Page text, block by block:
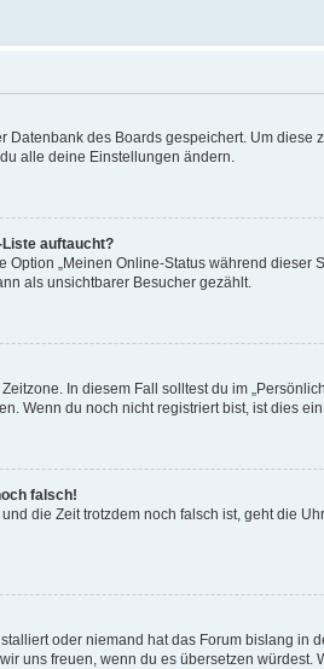
des Boards gespeichert. Um
alle deine Einstellungen ändern.
auftaucht?
„Meinen Online-Status während dieser
als unsichtbarer Besucher gezählt.
In diesem Fall solltest du im
Wenn du noch nicht registriert bist, ist dies ein
falsch!
die Zeit trotzdem noch falsch ist, geht die
oder niemand hat das Forum bislang
uns freuen, wenn du es übersetzen würdest.